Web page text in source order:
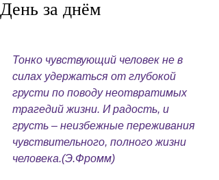
День за днём
Тонко чувствующий человек не в
силах удержаться от глубокой
грусти по поводу неотвратимых
трагедий жизни. И радость, и
грусть – неизбежные переживания
чувствительного, полного жизни
человека.(Э.Фромм)